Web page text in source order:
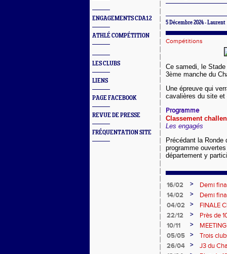
ENGAGEMENTS CDA12
ATHLÉ COMPÉTITION
LES CLUBS
LIENS
PAGE FACEBOOK
REVUE DE PRESSE
FRÉQUENTATION SITE
5 Décembre 2024 - Laurent
Compétitions
Ce samedi, le
3ème manche du
Une épreuve qui
cavalières du site et
Programme
Classement
Les engagés
Précédant la
programme
département y
16/02 >
Demi
BEF
14/02 >
Demi
sélection
04/02 >
FINALE
PANAT
22/12 >
Près de
de
10/11 >
05/05
>
Trois
26/04
>
J3 du